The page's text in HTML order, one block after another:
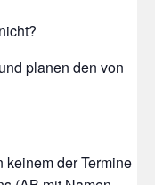
planen den von
der Termine